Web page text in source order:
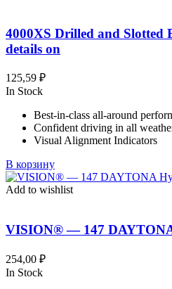
4000XS Drilled and Slotted
details on
125,59 ₽
In Stock
Best-in-class all-around
Confident driving in all
Visual Alignment Indicators
В корзину
Add to wishlist
VISION® — 147
254,00 ₽
In Stock